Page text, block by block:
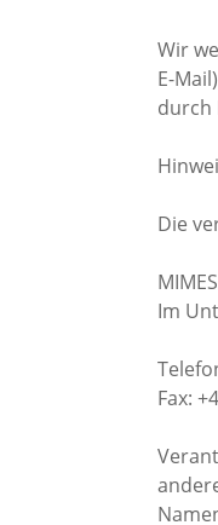
Wir
E-
durch
Die
Im
Fax: